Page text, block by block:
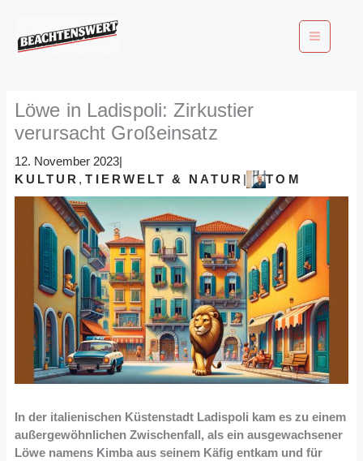
springen
Löwe in Ladispoli: Zirkustier
verursacht Großeinsatz
12. November 2023|
KULTUR ,TIERWELT & NATUR | TOM
In der italienischen Küstenstadt Ladispoli kam es zu einem
außergewöhnlichen Zwischenfall, als ein ausgewachsener
Löwe namens Kimba aus seinem Käfig entkam und für